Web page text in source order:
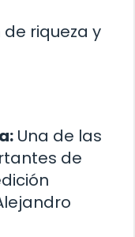
de riqueza y
Una de las
de